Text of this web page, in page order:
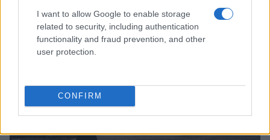
I want to allow Google to enable storage
related to security, including authentication
functionality and fraud prevention, and other
user protection.
CONFIRM
Liu Zhou condenado por manipulação de mercado em
plataforma de criptomoedas